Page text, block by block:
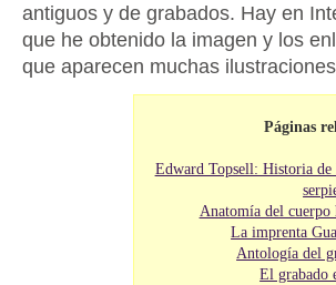
antiguos y de grabados. Hay en
que he obtenido la imagen y los
que aparecen muchas
Páginas
Edward Topsell: Historia de
Anatomía del
La imprenta
Antología del
El grabado